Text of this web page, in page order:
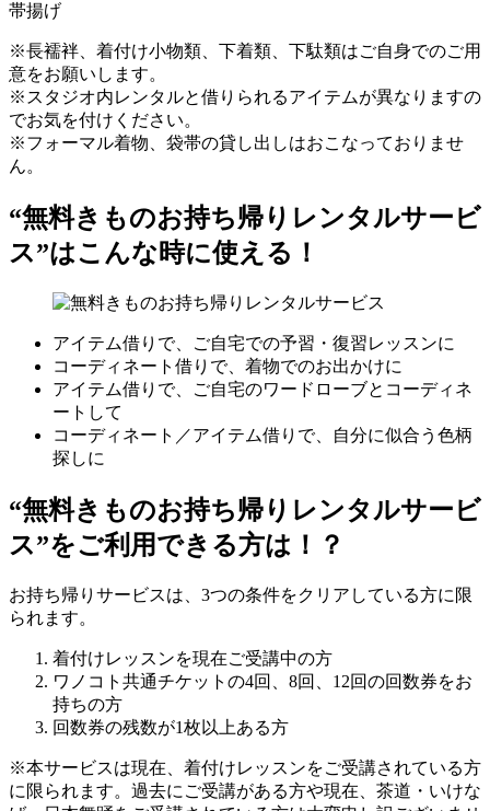
帯揚げ
※長襦袢、着付け小物類、下着類、下駄類はご自身でのご用
意をお願いします。
※スタジオ内レンタルと借りられるアイテムが異なりますの
でお気を付けください。
※フォーマル着物、袋帯の貸し出しはおこなっておりませ
ん。
“無料きものお持ち帰りレンタルサービ
ス”はこんな時に使える！
アイテム借りで、ご自宅での予習・復習レッスンに
コーディネート借りで、着物でのお出かけに
アイテム借りで、ご自宅のワードローブとコーディネ
ートして
コーディネート／アイテム借りで、自分に似合う色柄
探しに
“無料きものお持ち帰りレンタルサービ
ス”をご利用できる方は！？
お持ち帰りサービスは、3つの条件をクリアしている方に限
られます。
着付けレッスンを現在ご受講中の方
ワノコト共通チケットの4回、8回、12回の回数券をお
持ちの方
回数券の残数が1枚以上ある方
※本サービスは現在、着付けレッスンをご受講されている方
に限られます。過去にご受講がある方や現在、茶道・いけな